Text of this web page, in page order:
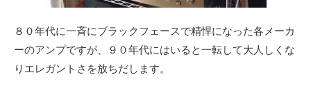
８０年代に一斉にブラックフェースで精悍になった各メーカ
ーのアンプですが、９０年代にはいると一転して大人しくな
りエレガントさを放ちだします。